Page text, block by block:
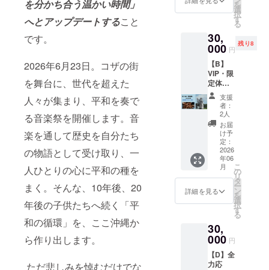
を分かち合う温かい時間」
へとアップデートすること
です。
2026年6月23日。コザの街
を舞台に、世代を超えた
人々が集まり、平和を奏で
る音楽祭を開催します。音
楽を通して歴史を自分たち
の物語として受け取り、一
人ひとりの心に平和の種を
まく。そんな、10年後、20
年後の子供たちへ続く「平
和の循環」を、ここ沖縄か
ら作り出します。
ただ悲しみを悼むだけでな
山内
中学校
中学校
美東
中学校
安慶田
中学校
宮里
中学校
沖縄東
中学校
確認状
況： 沖
縄市に
対し、
寄贈の
意図、
寄贈時
期につ
いて確
認済
贈内
容： 支
援数量
に応じ
た枚数
ます。
※私たち
作費に
一円も
使わ
ず、全
額を子
どもた
ちのタ
オルや
イベン
ト運営
に使い
たい。
だから
リター
ンはデ
に限定
させて
い。
させて
いただ
す。 1.
寄贈先
につい
て（沖
縄市・
沖縄市
教育委
員会と
調整
中） 本
プロ
ジェク
トの趣
旨にご
の寄贈
先に対
し、物
品を寄
贈する
記名：
の”プロ
ジェク
トの歴
史”に名
前が刻
まれ、
サイト
内で定
期的に
名前が
流れ
る。
・掲
載期
間：
2026年
6月20日
6月19日
の1年間
掲載。
載方
法：文
を
選
択
す
る
30,
000 円
残り8
【B】
VIP・限
定体験
・関係
者限定
「打ち
上げ」
参加権
・日
時：
2026年
6月23日
（火曜
日）
23:00-
所：沖
縄市コ
ザ近郊
・支援
者様の
支援
者：
2人
お届
け予
定：
2026
年06
月
詳細を見る
こ
の
リ
タ
ー
ン
を
選
択
す
る
30,
000 円
【D】全
力応